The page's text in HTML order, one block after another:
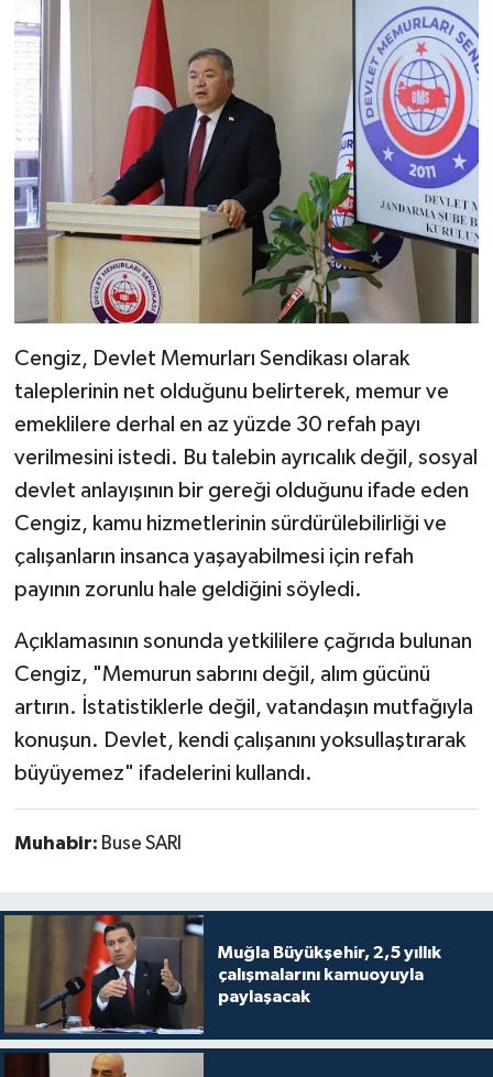
Cengiz, Devlet Memurları Sendikası olarak
taleplerinin net olduğunu belirterek, memur ve
emeklilere derhal en az yüzde 30 refah payı
verilmesini istedi. Bu talebin ayrıcalık değil, sosyal
devlet anlayışının bir gereği olduğunu ifade eden
Cengiz, kamu hizmetlerinin sürdürülebilirliği ve
çalışanların insanca yaşayabilmesi için refah
payının zorunlu hale geldiğini söyledi.
Açıklamasının sonunda yetkililere çağrıda bulunan
Cengiz, "Memurun sabrını değil, alım gücünü
artırın. İstatistiklerle değil, vatandaşın mutfağıyla
konuşun. Devlet, kendi çalışanını yoksullaştırarak
büyüyemez" ifadelerini kullandı.
Muhabir: Buse SARI
Muğla Büyükşehir, 2,5 yıllık
çalışmalarını kamuoyuyla
paylaşacak